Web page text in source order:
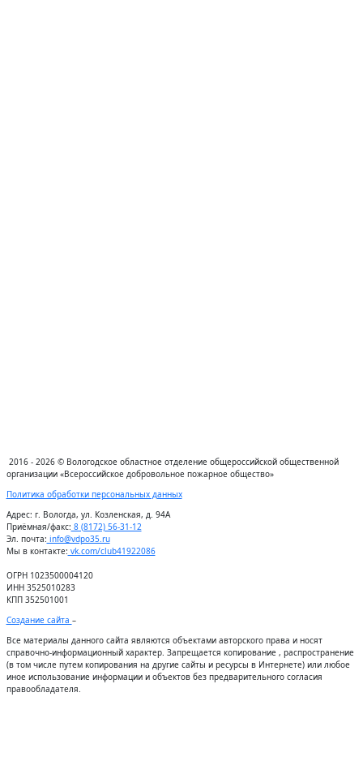
2016 - 2026 © Вологодское областное отделение общероссийской общественной
организации «Всероссийское добровольное пожарное общество»
Политика обработки персональных данных
Адрес: г. Вологда, ул. Козленская, д. 94А
Приёмная/факс: 8 (8172) 56-31-12
Эл. почта: info@vdpo35.ru
Мы в контакте: vk.com/club41922086
ОГРН 1023500004120
ИНН 3525010283
КПП 352501001
Создание сайта –
Все материалы данного сайта являются объектами авторского права и носят
справочно-информационный характер. Запрещается копирование , распространение
(в том числе путем копирования на другие сайты и ресурсы в Интернете) или любое
иное использование информации и объектов без предварительного согласия
правообладателя.